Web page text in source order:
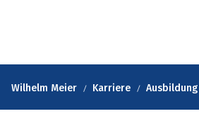
Wilhelm Meier Karriere Ausbildung